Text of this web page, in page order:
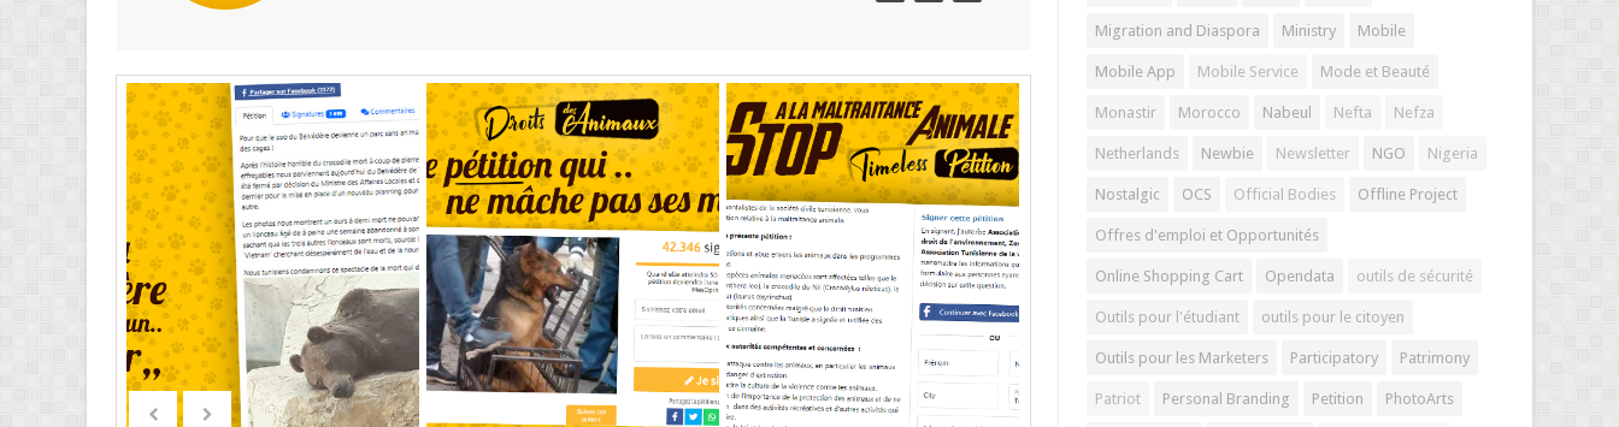
Migration and Diaspora Ministry Mobile
Mobile App Mobile Service Mode et Beauté
Monastir Morocco Nabeul Nefta Nefza
Netherlands Newbie Newsletter NGO Nigeria
Nostalgic OCS Official Bodies Offline Project
Offres d'emploi et Opportunités
Online Shopping Cart Opendata outils de sécurité
Outils pour l'étudiant outils pour le citoyen
Outils pour les Marketers Participatory Patrimony
Patriot Personal Branding Petition PhotoArts